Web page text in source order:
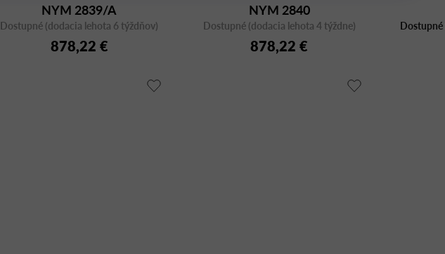
NYM 2839/A
Dostupné (dodacia lehota 6 týždňov)
878,22 €
NYM 2840
Dostupné (dodacia lehota 4 týždne)
878,22 €